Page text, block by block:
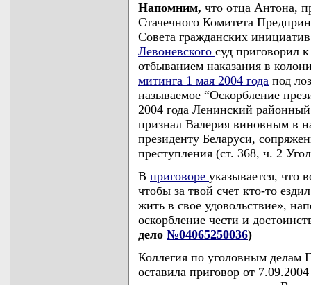
Напомним, что отца Антона,
Стачечного Комитета
Совета гражданских
Левоневского суд приговорил
отбыванием наказания в
митинга 1 мая 2004 года под
называемое “Оскорбление
2004 года Ленинский
признал Валерия виновным в
президенту Беларуси,
преступления (ст. 368, ч. 2
В приговоре указывается, что
чтобы за твой счет кто-то
жить в свое удовольствие»,
оскорбление чести и
дело №04065250036)
Коллегия по уголовным делам
оставила приговор от